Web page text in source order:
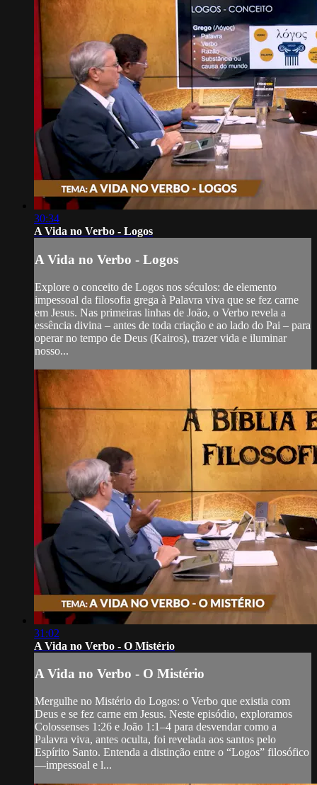
30:34
A Vida no Verbo - Logos
A Vida no Verbo - Logos
Explore o conceito de Logos nos séculos: de elemento
impessoal da filosofia grega à Palavra viva que se fez carne
em Jesus. Nas primeiras linhas de João, o Verbo revela a
essência divina – antes de toda criação e ao lado do Pai – para
operar no tempo de Deus (Kairos), trazer vida e iluminar
nosso...
31:02
A Vida no Verbo - O Mistério
A Vida no Verbo - O Mistério
Mergulhe no Mistério do Logos: o Verbo que existia com
Deus e se fez carne em Jesus. Neste episódio, exploramos
Colossenses 1:26 e João 1:1–4 para desvendar como a
Palavra viva, antes oculta, foi revelada aos santos pelo
Espírito Santo. Entenda a distinção entre o “Logos” filosófico
—impessoal e l...